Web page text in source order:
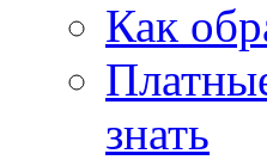
Как
знать